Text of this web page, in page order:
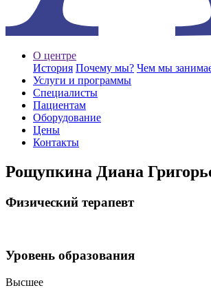
О центре
История Почему мы? Чем мы
Услуги и программы
Специалисты
Пациентам
Оборудование
Цены
Контакты
Рощупкина Диана
Физический терапевт
Уровень образования
Высшее